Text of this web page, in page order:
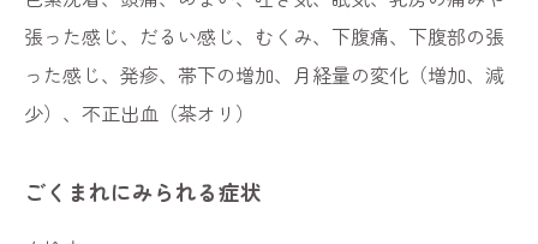
張った感じ、だるい感じ、むくみ、下腹痛、下腹部の張
った感じ、発疹、帯下の増加、月経量の変化（増加、減
少）、不正出血（茶オリ）
ごくまれにみられる症状